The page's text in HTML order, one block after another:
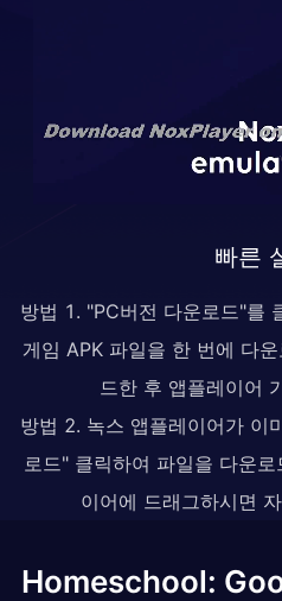
빠른
방법 1. "PC버전 다운로드"를
게임 APK 파일을 한 번에 다
드한 후 앱플레이어
방법 2. 녹스 앱플레이어가 이
로드" 클릭하여 파일을 다운
이어에 드래그하시면
Homeschool: